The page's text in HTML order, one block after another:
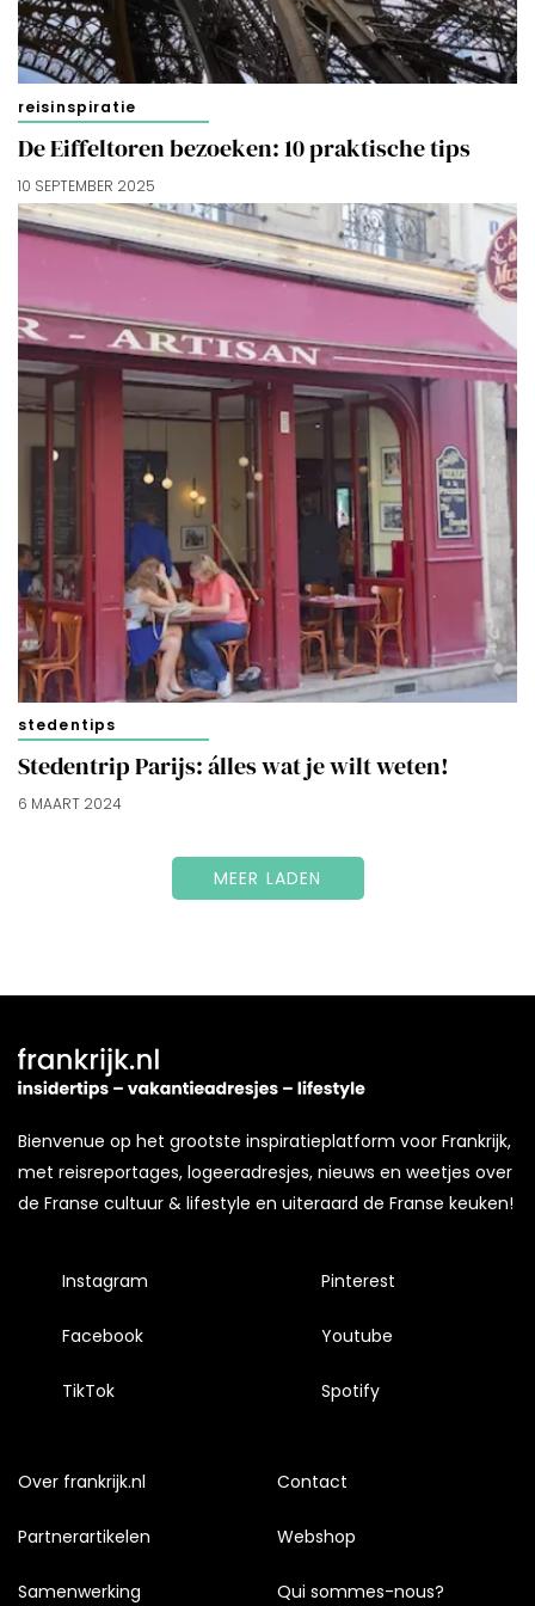
Merci!
reisinspiratie
De Eiffeltoren bezoeken: 10 praktische tips
10 SEPTEMBER 2025
stedentips
Stedentrip Parijs: álles wat je wilt weten!
6 MAART 2024
MEER LADEN
Bienvenue op het grootste inspiratieplatform voor Frankrijk,
met reisreportages, logeeradresjes, nieuws en weetjes over
de Franse cultuur & lifestyle en uiteraard de Franse keuken!
Instagram
Facebook
TikTok
Pinterest
Youtube
Spotify
Over frankrijk.nl
Partnerartikelen
Samenwerking
Contact
Webshop
Qui sommes-nous?